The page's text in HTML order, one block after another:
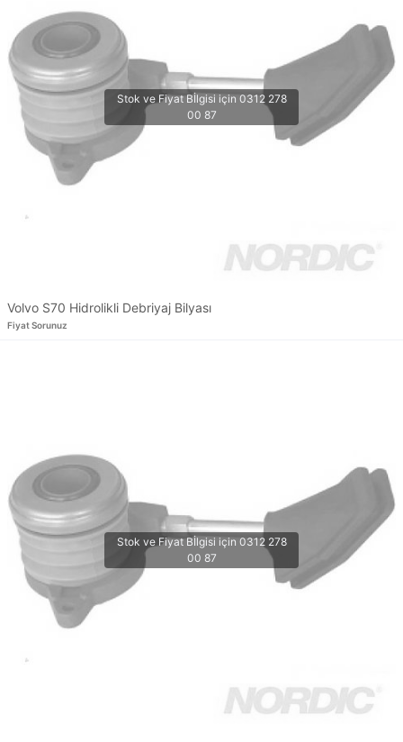
Volvo S70 Hidrolikli Debriyaj Bilyası
Fiyat Sorunuz